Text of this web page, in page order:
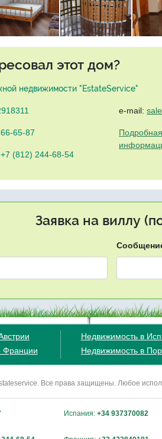
этот дом?
недвижимости "EstateService"
65-87
+7 (812) 244-68-54
e-mail:
Заявка на виллу
Франции
Недвижимость в
Недвижимость в
Все права защищены. Любое
Испания: +34 937370082